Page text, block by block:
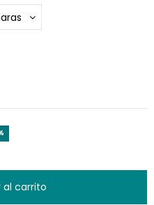
al carrito